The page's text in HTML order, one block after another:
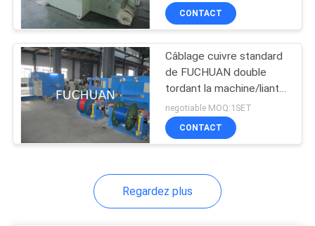
CONTACT
Câblage cuivre standard
de FUCHUAN double
tordant la machine/liant
l'opération d'écran tactile
du diamètre 630Mm de
machine
negotiable MOQ:1SET
CONTACT
Regardez plus